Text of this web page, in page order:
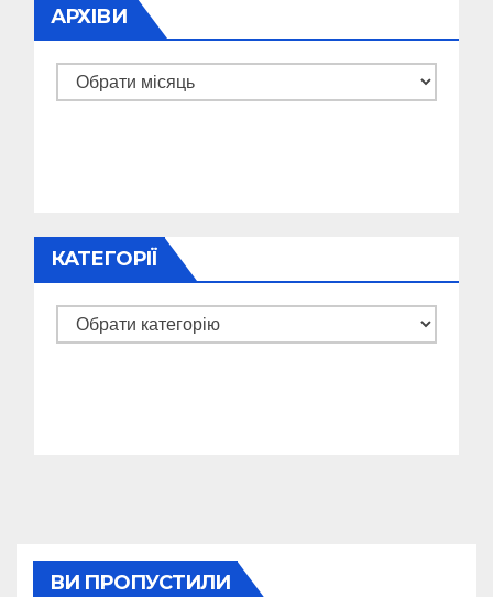
АРХІВИ
Архіви
КАТЕГОРІЇ
Категорії
ВИ ПРОПУСТИЛИ